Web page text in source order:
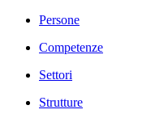
Persone
Competenze
Settori
Strutture